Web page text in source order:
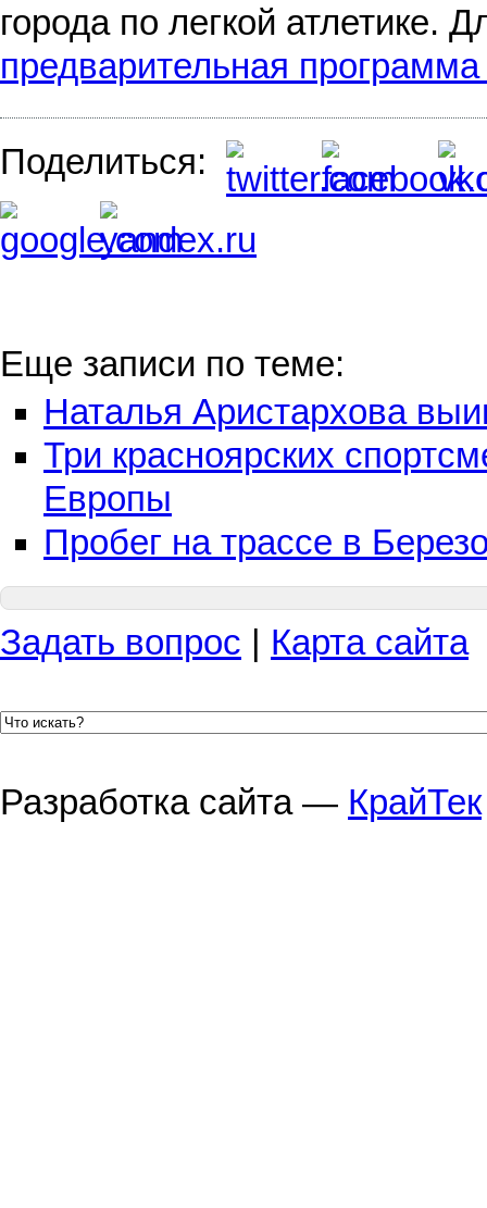
города по легкой атлетике.
предварительная
Поделиться:
Еще записи по теме:
Наталья Аристархова
Три красноярских
Европы
Пробег на трассе в
Задать вопрос Карта сайта
Разработка сайта — КрайТек